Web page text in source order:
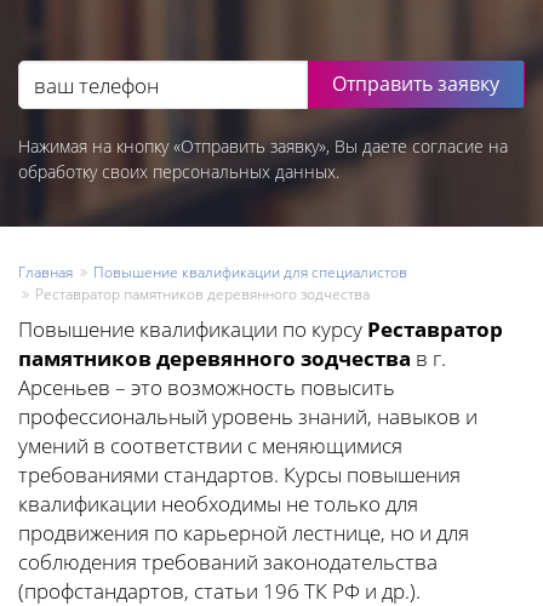
Отправить заявку
Нажимая на кнопку «Отправить заявку», Вы даете согласие на
обработку своих персональных данных.
Главная
Повышение квалификации для специалистов
Реставратор памятников деревянного зодчества
Повышение квалификации по курсу Реставратор
памятников деревянного зодчества в г.
Арсеньев – это возможность повысить
профессиональный уровень знаний, навыков и
умений в соответствии с меняющимися
требованиями стандартов. Курсы повышения
квалификации необходимы не только для
продвижения по карьерной лестнице, но и для
соблюдения требований законодательства
(профстандартов, статьи 196 ТК РФ и др.).